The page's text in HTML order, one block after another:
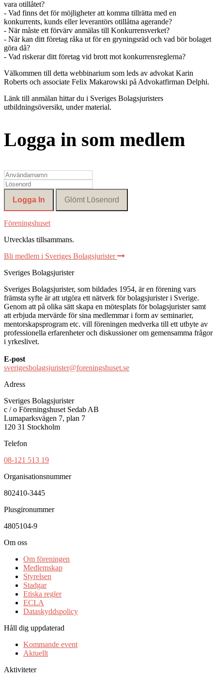
vara otillåtet?
- Vad finns det för möjligheter att komma tillrätta med en
konkurrents, kunds eller leverantörs otillåtna agerande?
- När måste ett förvärv anmälas till Konkurrensverket?
- När kan ditt företag råka ut för en gryningsräd och vad bör bolaget
göra då?
- Vad riskerar ditt företag vid brott mot konkurrensreglerna?
Välkommen till detta webbinarium som leds av advokat Karin
Roberts och associate Felix Makarowski på Advokatfirman Delphi.
Länk till anmälan hittar du i Sveriges Bolagsjuristers
utbildningsöversikt, under material.
Logga in som medlem
Föreningshuset
Utvecklas tillsammans.
Bli medlem i Sveriges Bolagsjurister
Sveriges Bolagsjurister
Sveriges Bolagsjurister, som bildades 1954, är en förening vars
främsta syfte är att utgöra ett nätverk för bolagsjurister i Sverige.
Genom att på olika sätt skapa en mötesplats för bolagsjurister samt
att erbjuda mervärde för sina medlemmar i form av seminarier,
mentorskapsprogram etc. vill föreningen medverka till ett utbyte av
professionella erfarenheter och diskussioner om gemensamma frågor
i yrkeslivet.
E-post
sverigesbolagsjurister@foreningshuset.se
Adress
Sveriges Bolagsjurister
c / o Föreningshuset Sedab AB
Lumaparksvägen 7, plan 7
120 31 Stockholm
Telefon
08-121 513 19
Organisationsnummer
802410-3445
Plusgironummer
4805104-9
Om oss
Om föreningen
Medlemskap
Styrelsen
Stadgar
Etiska regler
ECLA
Dataskyddspolicy
Håll dig uppdaterad
Kommande event
Aktuellt
Aktiviteter